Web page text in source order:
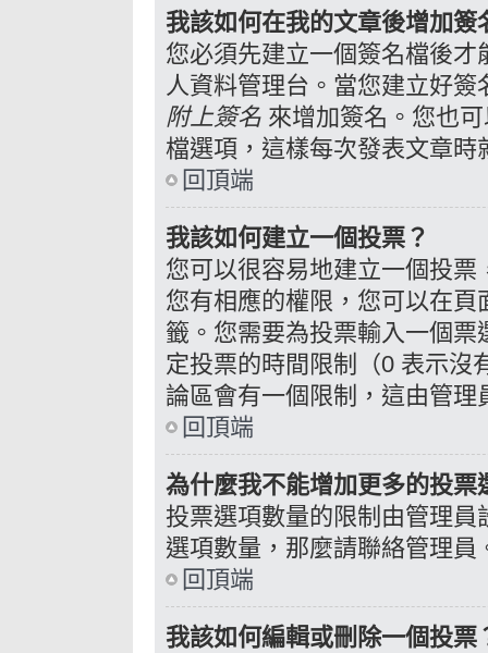
我該如何在我的文章後增加簽
您必須先建立一個簽名檔後
人資料管理台。當您建立好
附上簽名 來增加簽名。您也
檔選項，這樣每次發表文章
回頂端
我該如何建立一個投票？
您可以很容易地建立一個投
您有相應的權限，您可以在
籤。您需要為投票輸入一個
定投票的時間限制（0 表示沒
論區會有一個限制，這由管理
回頂端
為什麼我不能增加更多的投票
投票選項數量的限制由管理
選項數量，那麼請聯絡管理員
回頂端
我該如何編輯或刪除一個投票